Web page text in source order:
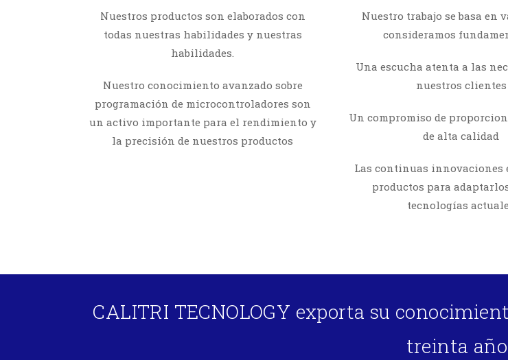
Nuestros productos son elaborados con
todas nuestras habilidades y nuestras
habilidades.
Nuestro conocimiento avanzado sobre
programación de microcontroladores son
un activo importante para el rendimiento y
la precisión de nuestros productos
Nuestro trabajo se basa en
consideramos
Una escucha atenta a las
nuestros clientes
Un compromiso de
de alta calidad
Las continuas innovaciones
productos para
tecnologías
CALITRI TECNOLOGY exporta su
treinta